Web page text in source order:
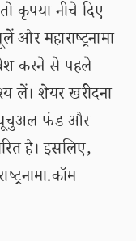
कृपया नीचे दिए
महाराष्ट्रनामा
करने से पहले
लें। शेयर खरीदना
म्यूचुअल फंड और
है। इसलिए,